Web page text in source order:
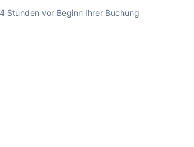
Stunden vor Beginn Ihrer Buchung